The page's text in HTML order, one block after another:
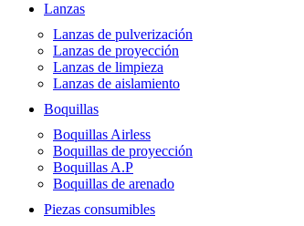
Lanzas
Lanzas de pulverización
Lanzas de proyección
Lanzas de limpieza
Lanzas de aislamiento
Boquillas
Boquillas Airless
Boquillas de proyección
Boquillas A.P
Boquillas de arenado
Piezas consumibles